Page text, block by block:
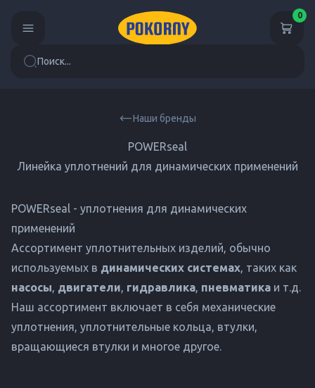
Поиск...
0
Наши бренды
POWERseal
Линейка уплотнений для динамических применений
POWERseal - уплотнения для динамических
применений
Ассортимент уплотнительных изделий, обычно
используемых в динамических системах, таких как
насосы, двигатели, гидравлика, пневматика и т.д.
Наш ассортимент включает в себя механические
уплотнения, уплотнительные кольца, втулки,
вращающиеся втулки и многое другое.